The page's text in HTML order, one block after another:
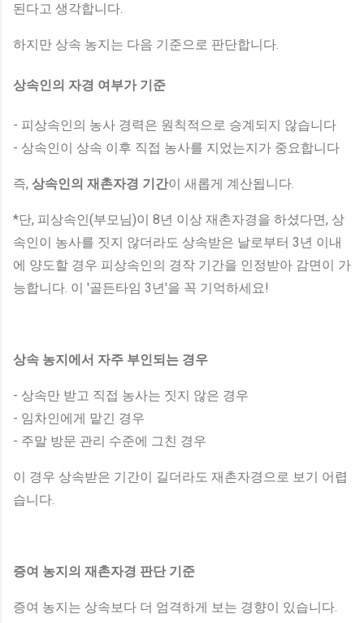
된다고 생각합니다.
하지만 상속 농지는 다음 기준으로 판단합니다.
상속인의 자경 여부가 기준
- 피상속인의 농사 경력은 원칙적으로 승계되지 않습니다
- 상속인이 상속 이후 직접 농사를 지었는지가 중요합니다
즉, 상속인의 재촌자경 기간이 새롭게 계산됩니다.
*단, 피상속인(부모님)이 8년 이상 재촌자경을 하셨다면, 상
속인이 농사를 짓지 않더라도 상속받은 날로부터 3년 이내
에 양도할 경우 피상속인의 경작 기간을 인정받아 감면이 가
능합니다. 이 '골든타임 3년'을 꼭 기억하세요!
상속 농지에서 자주 부인되는 경우
- 상속만 받고 직접 농사는 짓지 않은 경우
- 임차인에게 맡긴 경우
- 주말 방문 관리 수준에 그친 경우
이 경우 상속받은 기간이 길더라도 재촌자경으로 보기 어렵
습니다.
증여 농지의 재촌자경 판단 기준
증여 농지는 상속보다 더 엄격하게 보는 경향이 있습니다.